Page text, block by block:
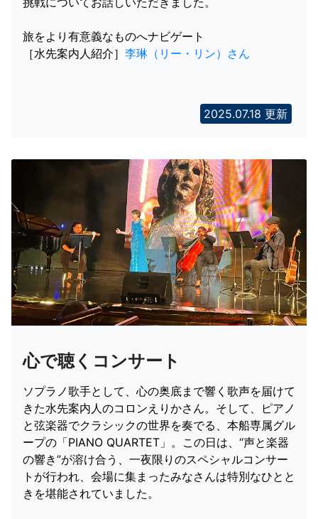
旅をより有意義なものへナビゲート
［水先案内人紹介］ 李琳（リー・リン）さん
2025.07.18 更新
心で聴くコンサート
ソプラノ歌手として、心の奥底まで響く歌声を届けて
きた水先案内人のコロンえりかさん。そして、ピアノ
と弦楽器でクラシックの世界を奏でる、本船専属グル
ープの「PIANO QUARTET」。この日は、“声と楽器
の響き”が溶け合う、一夜限りのスペシャルコンサー
トが行われ、会場に集まったみなさんは特別なひとと
きを堪能されていました。